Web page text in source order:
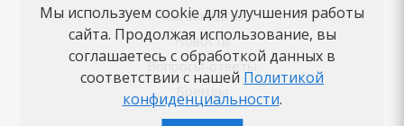
Как заказать
Новости
Вопросы-ответы
Мы используем cookie для улучшения работы
сайта. Продолжая использование, вы
соглашаетесь с обработкой данных в
соответствии с нашей Политикой
конфиденциальности.